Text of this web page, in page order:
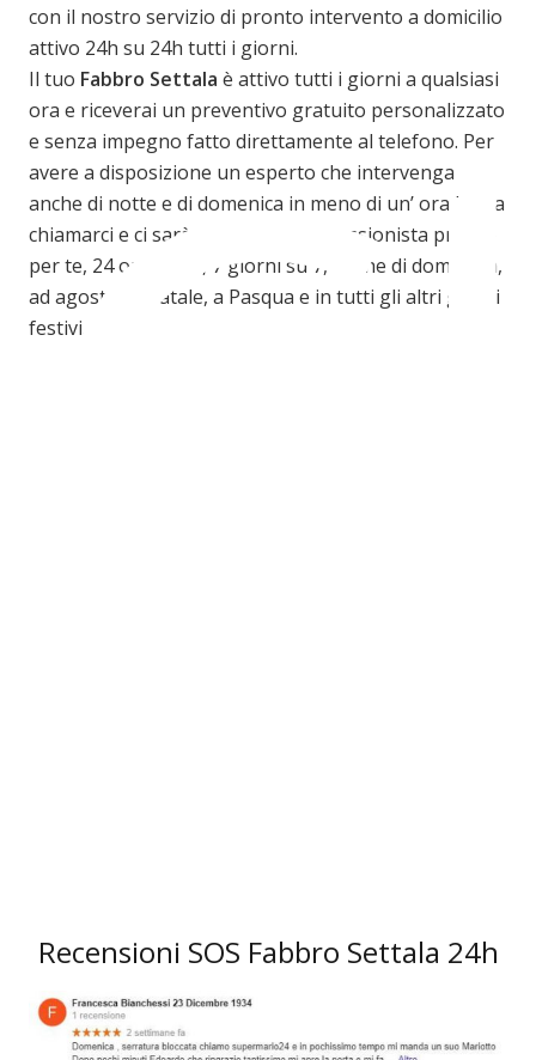
con il nostro servizio di pronto intervento a domicilio
attivo 24h su 24h tutti i giorni.
Il tuo Fabbro Settala è attivo tutti i giorni a qualsiasi
ora e riceverai un preventivo gratuito personalizzato
e senza impegno fatto direttamente al telefono. Per
avere a disposizione un esperto che intervenga
anche di notte e di domenica in meno di un’ ora basta
chiamarci e ci sarà sempre un professionista pronto
per te, 24 ore su 24, 7 giorni su 7, anche di domenica,
ad agosto, a Natale, a Pasqua e in tutti gli altri giorni
festivi.
Recensioni SOS Fabbro Settala 24h